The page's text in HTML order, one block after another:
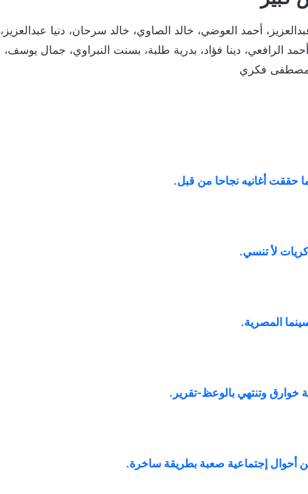
أحمد العوضي، خالد الصاوي، خالد سرحان، دنيا عبدالعزيز،
الرافعي، دينا فؤاد، بدرية طلبة، بسنت النبراوي، جمال يوسف،
مصطفى فكري
حققت أغانيه نجاحا من قبل.
لأ تنسي.
المصرية.
وتنتهي بالوعظ-تقرير .
أحوال إجتماعية صعبة بطريقة ساخرة.